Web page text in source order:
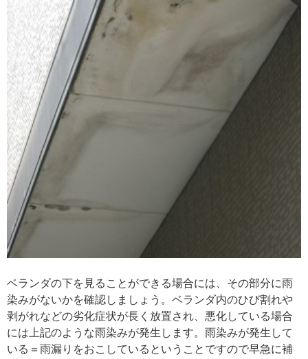
ベランダの下を見ることができる場合には、その部分に雨
染みがないかを確認しましょう。ベランダ内のひび割れや
剥がれなどの劣化症状が長く放置され、悪化している場合
には上記のような雨染みが発生します。雨染みが発生して
いる＝雨漏りをおこしているということですので早急に補